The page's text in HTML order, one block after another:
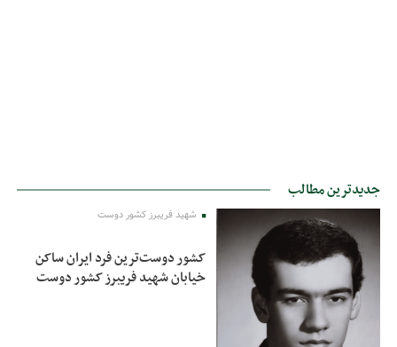
جدیدترین مطالب
شهید فریبرز کشور دوست
کشور دوست‌ترین فرد ایران ساکن
خیابان شهید فریبرز کشور دوست